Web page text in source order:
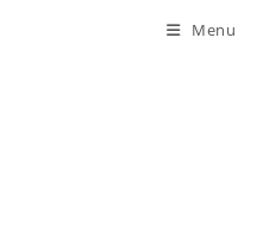
Menu